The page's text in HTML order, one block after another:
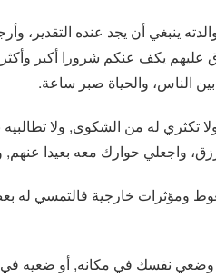
ينبغي أن يجد عنده التقدير،
عليهم يكف عنكم شرورا أكبر
الناس، والحياة صبر ساعة.
له من الشكوى, ولا تطالبيه
واجعلي حوارك معه بعيدا عنهم,
ومؤثرات خارجية فالتمسي له
وضعي نفسك في مكانه, أو